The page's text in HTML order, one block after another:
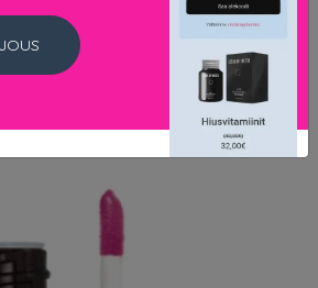
LISÄTIETOJA